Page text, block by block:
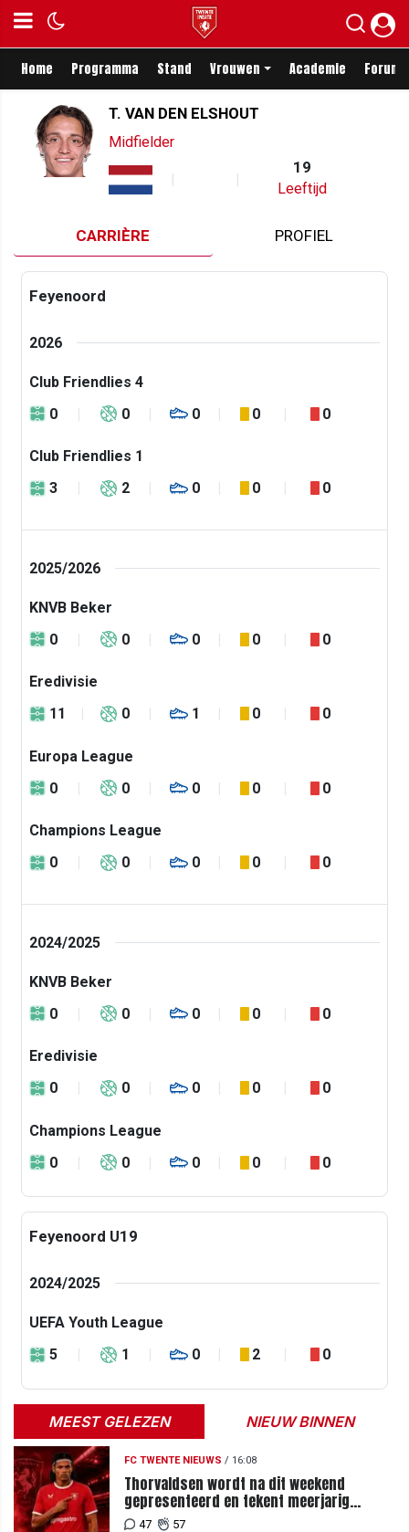
Home Programma Stand Vrouwen Academie Forum
T. VAN DEN ELSHOUT
Midfielder
19
Leeftijd
CARRIÈRE PROFIEL
Feyenoord
2026
Club Friendlies 4
0
0 0 0 0
Club Friendlies 1
3
2 0 0 0
2025/2026
KNVB Beker
0
0 0 0 0
Eredivisie
11
0 1 0 0
Europa League
0
0 0 0 0
Champions League
0
0 0 0 0
2024/2025
KNVB Beker
0
0 0 0 0
Eredivisie
0
0 0 0 0
Champions League
0
0 0 0 0
Feyenoord U19
2024/2025
UEFA Youth League
5
1 0 2 0
MEEST GELEZEN NIEUW BINNEN
FC TWENTE NIEUWS / 16:08
Thorvaldsen wordt na dit weekend
gepresenteerd en tekent meerjarig
contract bij FC Twente
47 57